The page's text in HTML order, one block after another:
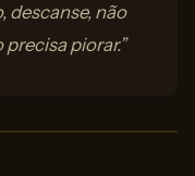
descanse, não
piorar.”